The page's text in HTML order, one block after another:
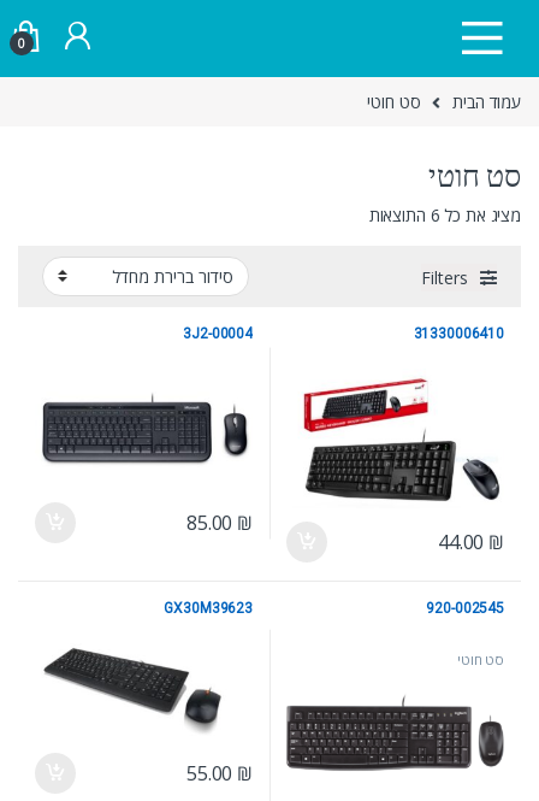
0
עמוד הבית סט חוטי
סט חוטי
מציג את כל 6 התוצאות
Filters
31330006410
44.00 ₪
3J2-00004
85.00 ₪
סט חוטי
920-002545
GX30M39623
55.00 ₪